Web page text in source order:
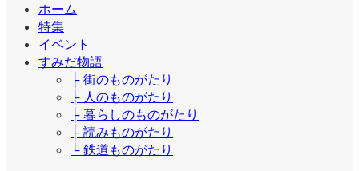
ホーム
特集
イベント
すみだ物語
├ 街のものがたり
├ 人のものがたり
├ 暮らしのものがたり
├ 読みものがたり
└ 鉄道ものがたり